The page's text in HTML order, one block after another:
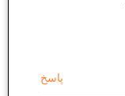
پاسخ